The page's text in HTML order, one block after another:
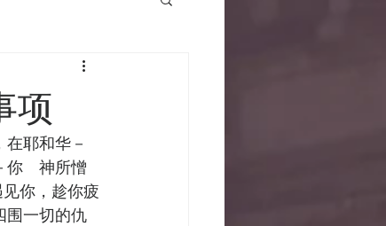
耶和华－
你　神所憎
你，趁你疲
围一切的仇